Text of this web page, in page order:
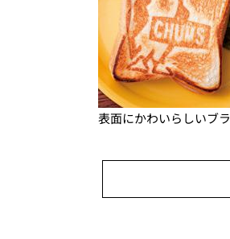
表面にかわいらしいブ